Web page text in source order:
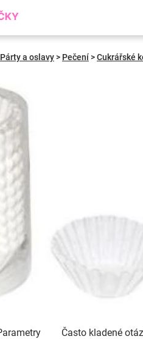
Párty a oslavy> Pečení>Cukrářské
Často kladené